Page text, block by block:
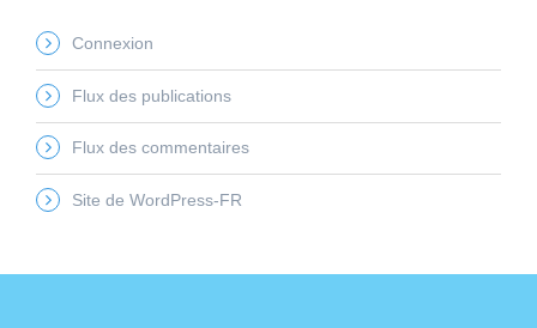
Connexion
Flux des publications
Flux des commentaires
Site de WordPress-FR